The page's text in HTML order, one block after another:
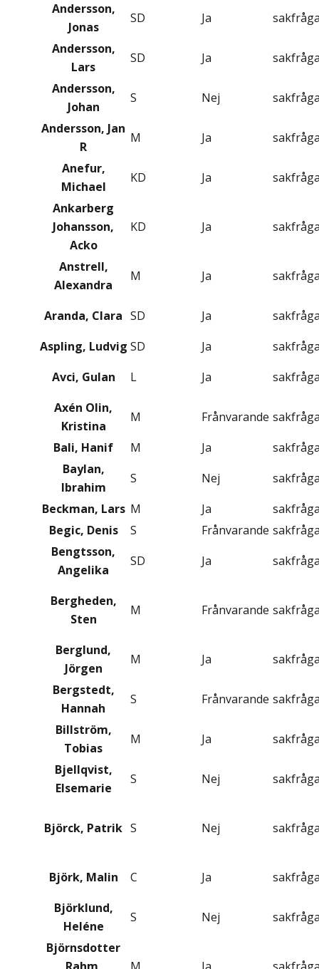
Andersson,
Jonas
SD Ja
Andersson,
Lars
SD Ja
Andersson,
Johan
S Nej
Andersson, Jan
R
M Ja
Anefur,
Michael
KD Ja
Ankarberg
Johansson,
Acko
KD Ja
Anstrell,
Alexandra
M Ja
Aranda, Clara SD Ja
Aspling, Ludvig SD Ja
Avci, Gulan
L Ja
Axén Olin,
Kristina
M Frånvarande
Bali, Hanif
M Ja
Baylan,
Ibrahim
S Nej
Beckman, Lars M Ja
Begic, Denis
S Frånvarande
Bengtsson,
Angelika
SD Ja
Bergheden,
Sten
M Frånvarande
Berglund,
Jörgen
M Ja
Bergstedt,
Hannah
S Frånvarande
Billström,
Tobias
M Ja
Bjellqvist,
Elsemarie
S Nej
Björck, Patrik S Nej
Björk, Malin C Ja
Björklund,
Heléne
S Nej
Björnsdotter